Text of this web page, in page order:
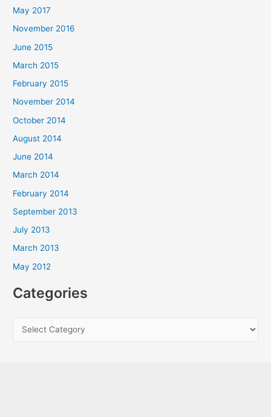
May 2017
November 2016
June 2015
March 2015
February 2015
November 2014
October 2014
August 2014
June 2014
March 2014
February 2014
September 2013
July 2013
March 2013
May 2012
Categories